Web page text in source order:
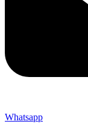
Whatsapp